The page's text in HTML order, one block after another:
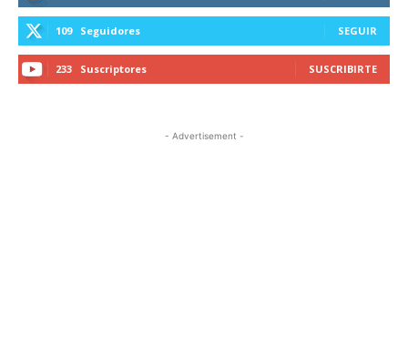
109 Seguidores SEGUIR
233 Suscriptores SUSCRIBIRTE
- Advertisement -